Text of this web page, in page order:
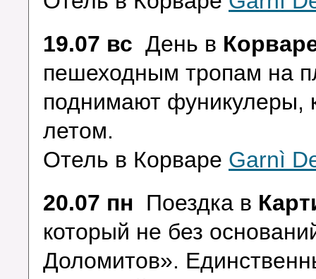
19.07 вс День в
пешеходным тропам на
поднимают фуникулеры,
летом.
Отель в Корваре Garnì
20.07 пн Поездка в
который не без
Доломитов».